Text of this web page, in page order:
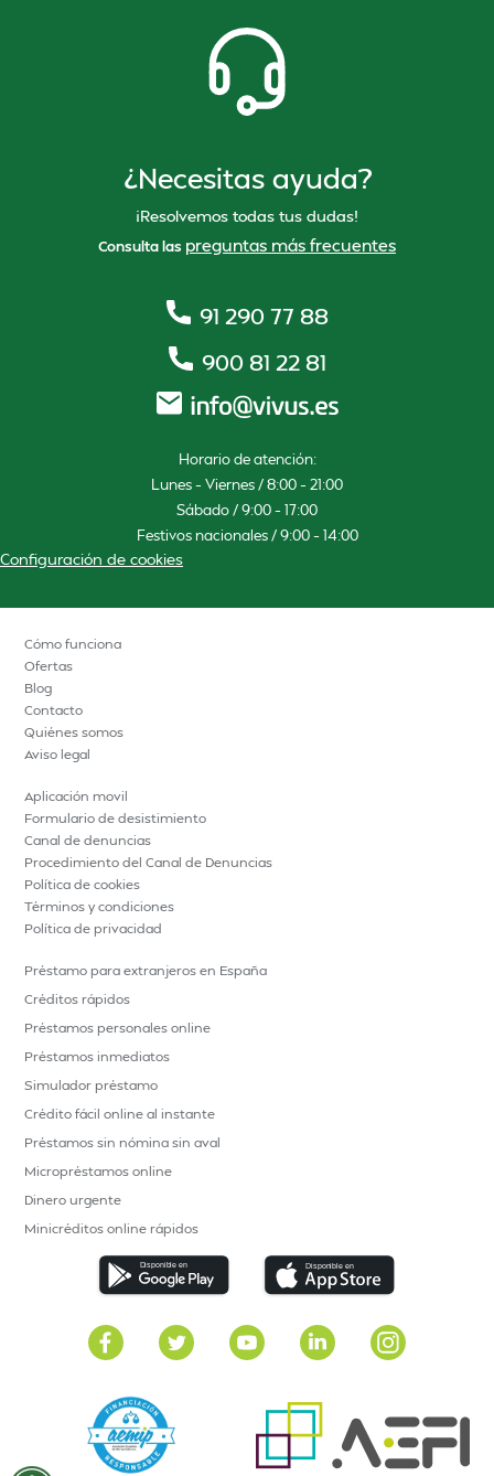
¿Necesitas ayuda?
¡Resolvemos todas tus dudas!
Consulta las preguntas más frecuentes
91 290 77 88
900 81 22 81
Horario de atención:
Lunes – Viernes / 8:00 – 21:00
Sábado / 9:00 – 17:00
Festivos nacionales / 9:00 – 14:00
Configuración de cookies
Cómo funciona
Ofertas
Blog
Contacto
Quiénes somos
Aviso legal
Aplicación movil
Formulario de desistimiento
Canal de denuncias
Procedimiento del Canal de Denuncias
Política de cookies
Términos y condiciones
Política de privacidad
Préstamo para extranjeros en España
Créditos rápidos
Préstamos personales online
Préstamos inmediatos
Simulador préstamo
Crédito fácil online al instante
Préstamos sin nómina sin aval
Micropréstamos online
Dinero urgente
Minicréditos online rápidos